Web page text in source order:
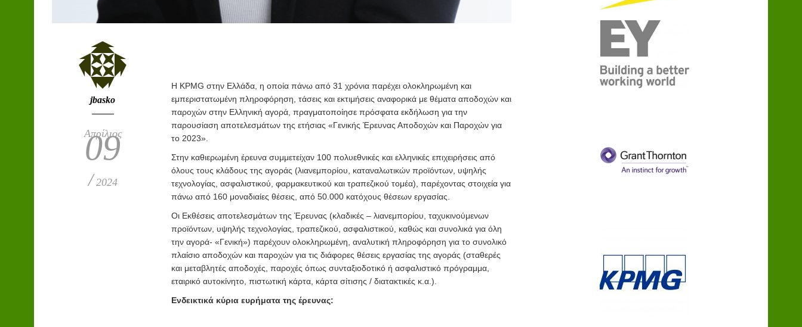
jbasko
Απρίλιος
09
/ 2024
Η KPMG στην Ελλάδα, η οποία πάνω από 31 χρόνια παρέχει ολοκληρωμένη και
εμπεριστατωμένη πληροφόρηση, τάσεις και εκτιμήσεις αναφορικά με θέματα αποδοχών και
παροχών στην Ελληνική αγορά, πραγματοποίησε πρόσφατα εκδήλωση για την
παρουσίαση αποτελεσμάτων της ετήσιας «Γενικής Έρευνας Αποδοχών και Παροχών για
το 2023».
Στην καθιερωμένη έρευνα συμμετείχαν 100 πολυεθνικές και ελληνικές επιχειρήσεις από
όλους τους κλάδους της αγοράς (λιανεμπορίου, καταναλωτικών προϊόντων, υψηλής
τεχνολογίας, ασφαλιστικού, φαρμακευτικού και τραπεζικού τομέα), παρέχοντας στοιχεία για
πάνω από 160 μοναδιαίες θέσεις, από 50.000 κατόχους θέσεων εργασίας.
Οι Εκθέσεις αποτελεσμάτων της Έρευνας (κλαδικές – λιανεμπορίου, ταχυκινούμενων
προϊόντων, υψηλής τεχνολογίας, τραπεζικού, ασφαλιστικού, καθώς και συνολικά για όλη
την αγορά- «Γενική») παρέχουν ολοκληρωμένη, αναλυτική πληροφόρηση για το συνολικό
πλαίσιο αποδοχών και παροχών για τις διάφορες θέσεις εργασίας της αγοράς (σταθερές
και μεταβλητές αποδοχές, παροχές όπως συνταξιοδοτικό ή ασφαλιστικό πρόγραμμα,
εταιρικό αυτοκίνητο, πιστωτική κάρτα, κάρτα σίτισης / διατακτικές κ.α.).
Ενδεικτικά κύρια ευρήματα της έρευνας: